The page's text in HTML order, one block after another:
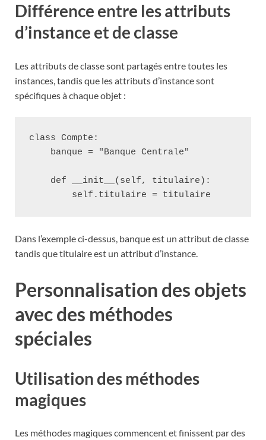
Différence entre les attributs
d’instance et de classe
Les attributs de classe sont partagés entre toutes les
instances, tandis que les attributs d’instance sont
spécifiques à chaque objet :
class Compte:
    banque = "Banque Centrale"
    def __init__(self, titulaire):
Dans l’exemple ci-dessus, banque est un attribut de classe
tandis que titulaire est un attribut d’instance.
Personnalisation des objets
avec des méthodes
spéciales
Utilisation des méthodes
magiques
Les méthodes magiques commencent et finissent par des